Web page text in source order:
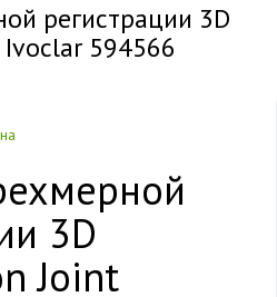
регистрации 3D
594566
3D
Joint